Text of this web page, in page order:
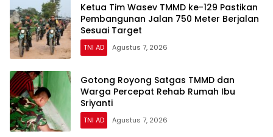
Ketua Tim Wasev TMMD ke-129 Pastikan
Pembangunan Jalan 750 Meter Berjalan
Sesuai Target
TNI AD Agustus 7, 2026
Gotong Royong Satgas TMMD dan
Warga Percepat Rehab Rumah Ibu
Sriyanti
TNI AD Agustus 7, 2026